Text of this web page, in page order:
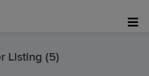
Listing (5)